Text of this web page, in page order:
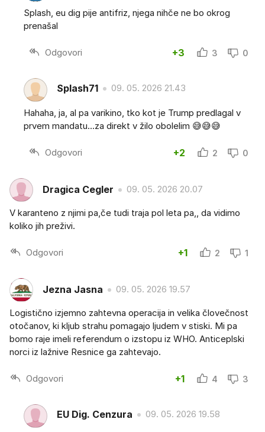
Splash, eu dig pije antifriz, njega nihče ne bo okrog
prenašal
Odgovori +3 3 0
Splash71 09. 05. 2026 21.43
Hahaha, ja, al pa varikino, tko kot je Trump predlagal v
prvem mandatu...za direkt v žilo obolelim 😅😅😅
Odgovori +2 2 0
Dragica Cegler 09. 05. 2026 20.07
V karanteno z njimi pa,če tudi traja pol leta pa,, da vidimo
koliko jih preživi.
Odgovori +1 2 1
Jezna Jasna 09. 05. 2026 19.57
Logistično izjemno zahtevna operacija in velika človečnost
otočanov, ki kljub strahu pomagajo ljudem v stiski. Mi pa
bomo raje imeli referendum o izstopu iz WHO. Anticeplski
norci iz lažnive Resnice ga zahtevajo.
Odgovori +1 4 3
EU Dig. Cenzura 09. 05. 2026 19.58